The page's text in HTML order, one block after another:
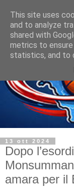
13 ott 2024
Dopo
amara per il
This site uses
and to analyze
shared with
metrics to
statistics, and to